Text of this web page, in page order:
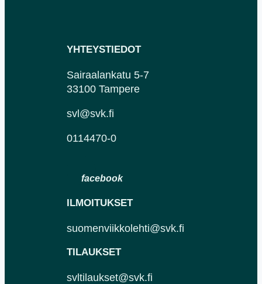
YHTEYSTIEDOT
Sairaalankatu 5-7
33100 Tampere
svl@svk.fi
0114470-0
ILMOITUKSET
suomenviikkolehti@svk.fi
TILAUKSET
svltilaukset@svk.fi